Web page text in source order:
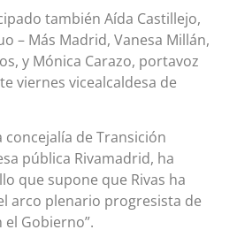
también Aída Castillejo,
– Más Madrid, Vanesa Millán,
y Mónica Carazo, portavoz
viernes vicealcaldesa de
concejalía de Transición
pública Rivamadrid, ha
que supone que Rivas ha
arco plenario progresista de
Gobierno”.